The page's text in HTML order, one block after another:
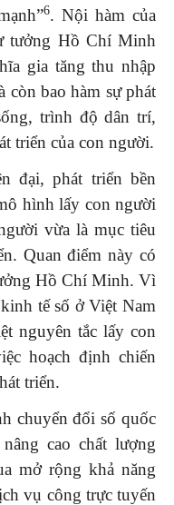
6. Nội hàm của
tưởng Hồ Chí Minh
gia tăng thu nhập
còn bao hàm sự phát
trình độ dân trí,
triển của con người.
đại, phát triển bền
hình lấy con người
vừa là mục tiêu
Quan điểm này có
Hồ Chí Minh. Vì
tế số ở Việt Nam
nguyên tắc lấy con
hoạch định chiến
triển.
chuyển đổi số quốc
cao chất lượng
mở rộng khả năng
vụ công trực tuyến